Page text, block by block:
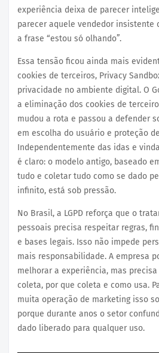
experiência deixa de parecer
parecer aquele vendedor insistente
a frase “estou só olhando”.
Essa tensão ficou ainda mais
cookies de terceiros, Privacy
privacidade no ambiente digital. O
a eliminação dos cookies de
mudou a rota e passou a defender
em escolha do usuário e proteção
Independentemente das idas e
é claro: o modelo antigo, baseado
tudo e coletar tudo como se dado
infinito, está sob pressão.
No Brasil, a LGPD reforça que o
pessoais precisa respeitar regras,
e bases legais. Isso não impede
mais responsabilidade. A empresa
melhorar a experiência, mas
coleta, por que coleta e como usa.
muita operação de marketing isso
porque durante anos o setor
dado liberado para qualquer uso.